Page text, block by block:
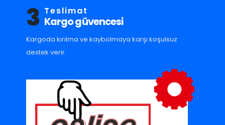
3 Teslimat
Kargo güvencesi
Kargoda kırılma ve kaybolmaya karşı koşulsuz
destek verir.